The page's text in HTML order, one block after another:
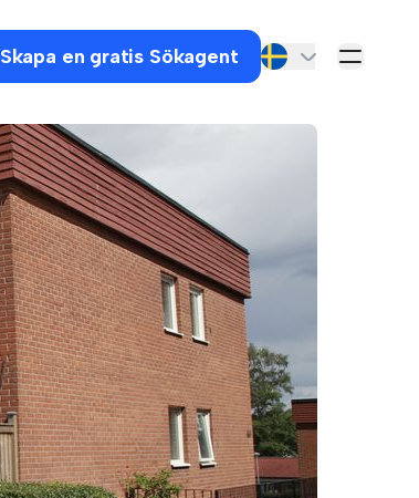
Skapa en gratis Sökagent